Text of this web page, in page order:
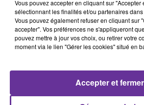
Le Maghreb décrypté avec Hasni ABIDI
Le projet de gazoduc Nigeria–Maroc
politique et institutionnel, avec
l’Afrique de l’Ouest au Maroc et, à
questions de financement, de sécurité
Dans cet épisode, Hasni Abidi
Vous pouvez accepter en cliquant sur "Accepter
sélectionnant les finalités et/ou partenaires
Vous pouvez également refuser en cliquant sur
accepter". Vos préférences ne s'appliqueront
pouvez mettre à jour vos choix, ou retirer votre
moment via le lien "Gérer les cookies" situé en
Accepter et fermer